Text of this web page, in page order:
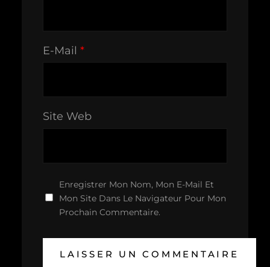
E-Mail *
Site Web
Enregistrer Mon Nom, Mon E-Mail Et
Mon Site Dans Le Navigateur Pour Mon
Prochain Commentaire.